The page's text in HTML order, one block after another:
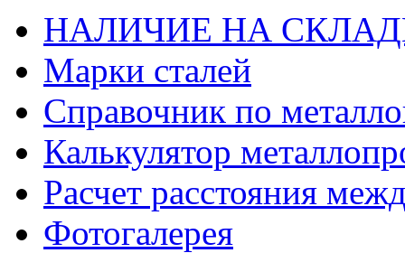
НАЛИЧИЕ НА
Марки сталей
Справочник по
Калькулятор
Расчет расстояния
Фотогалерея